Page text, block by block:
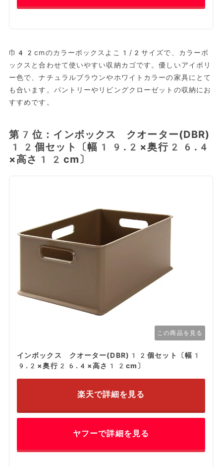
巾42cmのカラーボックスよこ1/2サイズで、カラーボ
ックスと合わせて使いやすい収納カゴです。優しいアイボリ
ー色で、ナチュラルブラウンやホワイトカラーの家具にとて
も合います。パントリーやリビングクローゼットの収納にお
すすめです。
第7位：インボックス クオーター(DBR)
12個セット〔幅19.2×奥行26.4
×高さ12cm〕
この商品を見る
インボックス クオーター(DBR)12個セット〔幅1
9.2×奥行26.4×高さ12cm〕
楽天で詳細を見る
ヤフーで詳細を見る